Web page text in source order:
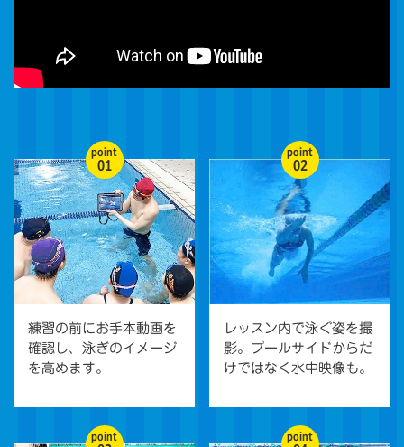
練習の前にお手本動画を
確認し、泳ぎのイメージ
を高めます。
point
01
レッスン内で泳ぐ姿を撮
影。プールサイドからだ
けではなく水中映像も。
point
02
point point